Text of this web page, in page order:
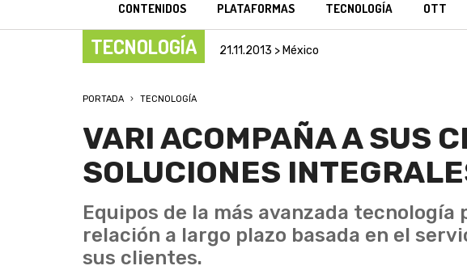
CONTENIDOS PLATAFORMAS TECNOLOGÍA OTT
TECNOLOGÍA 21.11.2013 > México
PORTADA TECNOLOGÍA
VARI ACOMPAÑA A SUS
SOLUCIONES
Equipos de la más avanzada tecnología
relación a largo plazo basada en el
sus clientes.